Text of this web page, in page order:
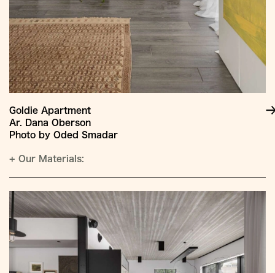
Goldie Apartment
Ar. Dana Oberson
Photo by Oded Smadar
+ Our Materials: